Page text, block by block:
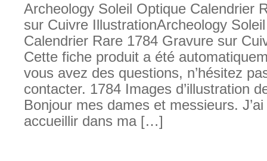
Archeology Soleil Optique Calendrier
sur Cuivre IllustrationArcheology
Calendrier Rare 1784 Gravure sur
Cette fiche produit a été
vous avez des questions, n’hésitez
contacter. 1784 Images d’illustration
Bonjour mes dames et messieurs.
accueillir dans ma […]